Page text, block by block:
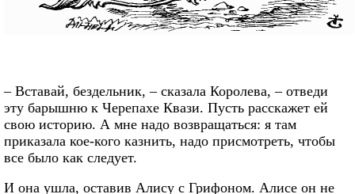
– Вставай, бездельник, – сказала Королева, – отведи
эту барышню к Черепахе Квази. Пусть расскажет ей
свою историю. А мне надо возвращаться: я там
приказала кое-кого казнить, надо присмотреть, чтобы
все было как следует.
И она ушла, оставив Алису с Грифоном. Алисе он не